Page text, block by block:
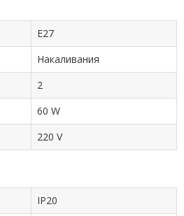
E27
Накаливания
2
60 W
220 V
IP20